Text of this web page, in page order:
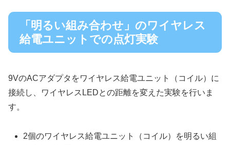
「明るい組み合わせ」のワイヤレス
給電ユニットでの点灯実験
9VのACアダプタをワイヤレス給電ユニット（コイル）に
接続し、ワイヤレスLEDとの距離を変えた実験を行いま
す。
2個のワイヤレス給電ユニット（コイル）を明るい組